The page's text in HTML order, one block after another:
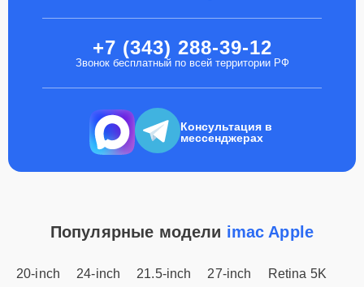
+7 (343) 288-39-12
Звонок бесплатный по всей территории РФ
Консультация в
мессенджерах
Популярные модели imac Apple
20-inch 24-inch 21.5-inch 27-inch
Retina 5K